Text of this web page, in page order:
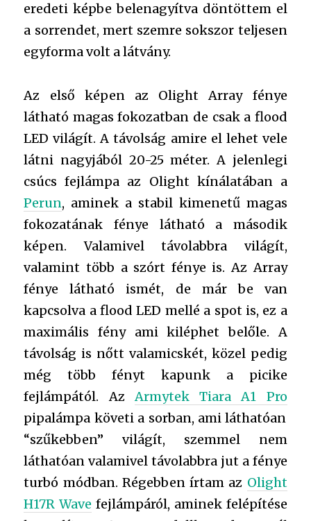
eredeti képbe belenagyítva döntöttem el
a sorrendet, mert szemre sokszor teljesen
egyforma volt a látvány.
Az első képen az Olight Array fénye
látható magas fokozatban de csak a flood
LED világít. A távolság amire el lehet vele
látni nagyjából 20-25 méter. A jelenlegi
csúcs fejlámpa az Olight kínálatában a
Perun, aminek a stabil kimenetű magas
fokozatának fénye látható a második
képen. Valamivel távolabbra világít,
valamint több a szórt fénye is. Az Array
fénye látható ismét, de már be van
kapcsolva a flood LED mellé a spot is, ez a
maximális fény ami kiléphet belőle. A
távolság is nőtt valamicskét, közel pedig
még több fényt kapunk a picike
fejlámpától. Az Armytek Tiara A1 Pro
pipalámpa követi a sorban, ami láthatóan
“szűkebben” világít, szemmel nem
láthatóan valamivel távolabbra jut a fénye
turbó módban. Régebben írtam az Olight
H17R Wave fejlámpáról, aminek felépítése